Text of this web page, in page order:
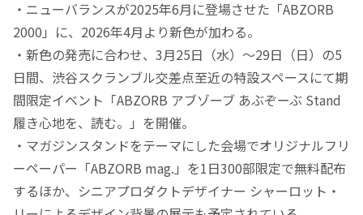
・ニューバランスが2025年6月に登場させた「ABZORB
2000」に、2026年4月より新色が加わる。
・新色の発売に合わせ、3月25日（水）〜29日（日）の5
日間、渋谷スクランブル交差点至近の特設スペースにて期
間限定イベント「ABZORB アブゾーブ あぶぞーぶ Stand
履き心地を、読む。」を開催。
・マガジンスタンドをテーマにした会場でオリジナルフリ
ーペーパー「ABZORB mag.」を1日300部限定で無料配布
するほか、シニアプロダクトデザイナー シャーロット・